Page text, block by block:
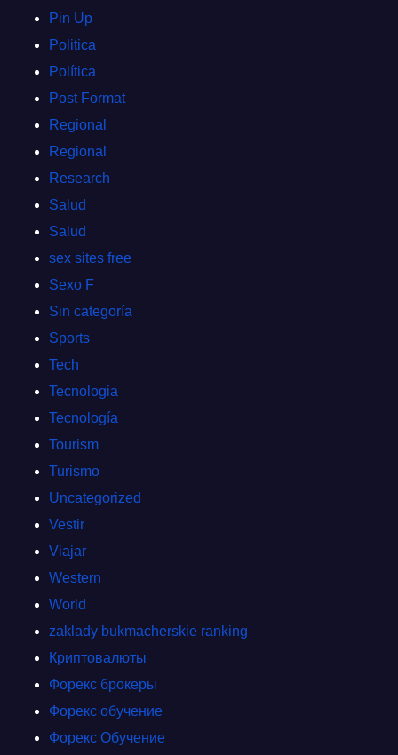
Pin Up
Politica
Política
Post Format
Regional
Regional
Research
Salud
Salud
sex sites free
Sexo F
Sin categoría
Sports
Tech
Tecnologia
Tecnología
Tourism
Turismo
Uncategorized
Vestir
Viajar
Western
World
zaklady bukmacherskie ranking
Криптовалюты
Форекс брокеры
Форекс обучение
Форекс Обучение